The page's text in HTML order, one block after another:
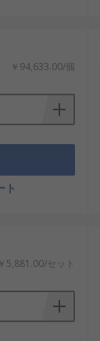
￥94,633.00/個
ト
￥5,881.00/セット